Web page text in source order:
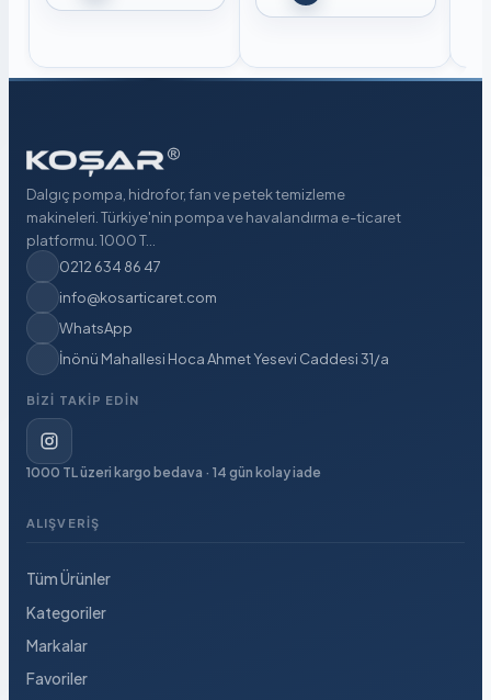
Dalgıç pompa, hidrofor, fan ve petek temizleme
makineleri. Türkiye'nin pompa ve havalandırma e-ticaret
platformu. 1000 T...
0212 634 86 47
info@kosarticaret.com
WhatsApp
İnönü Mahallesi Hoca Ahmet Yesevi Caddesi 31/a
BIZI TAKIP EDIN
1000 TL üzeri kargo bedava · 14 gün kolay iade
ALIŞVERIŞ
Tüm Ürünler
Kategoriler
Markalar
Favoriler